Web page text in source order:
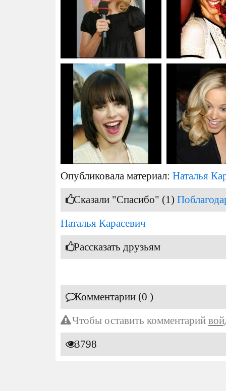
Опубликовала материал: Наталья
Сказали "Спасибо" (1)
Наталья Карасевич
Рассказать друзьям
Комментарии (0 )
Чтобы оставить комментарий
3798